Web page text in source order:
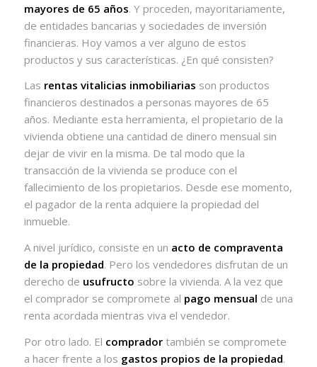
mayores de 65 años. Y proceden, mayoritariamente,
de entidades bancarias y sociedades de inversión
financieras. Hoy vamos a ver alguno de estos
productos y sus características. ¿En qué consisten?
Las rentas vitalicias inmobiliarias son productos
financieros destinados a personas mayores de 65
años. Mediante esta herramienta, el propietario de la
vivienda obtiene una cantidad de dinero mensual sin
dejar de vivir en la misma. De tal modo que la
transacción de la vivienda se produce con el
fallecimiento de los propietarios. Desde ese momento,
el pagador de la renta adquiere la propiedad del
inmueble.
A nivel jurídico, consiste en un acto de compraventa
de la propiedad. Pero los vendedores disfrutan de un
derecho de usufructo sobre la vivienda. A la vez que
el comprador se compromete al pago mensual de una
renta acordada mientras viva el vendedor.
Por otro lado. El compradortambién se compromete
a hacer frente a los gastos propios de la propiedad.